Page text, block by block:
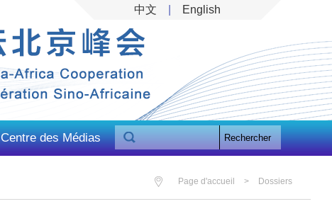
中文 English
Centre des Médias Rechercher
Page d'accueil > Dossiers